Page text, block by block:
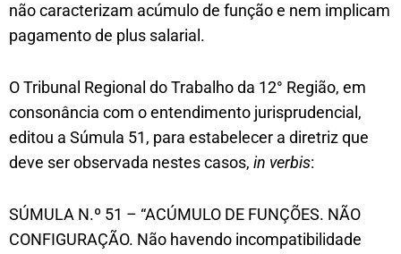
não caracterizam acúmulo de função e nem implicam
pagamento de plus salarial.
O Tribunal Regional do Trabalho da 12° Região, em
consonância com o entendimento jurisprudencial,
editou a Súmula 51, para estabelecer a diretriz que
deve ser observada nestes casos, in verbis:
SÚMULA N.º 51 – “ACÚMULO DE FUNÇÕES. NÃO
CONFIGURAÇÃO. Não havendo incompatibilidade